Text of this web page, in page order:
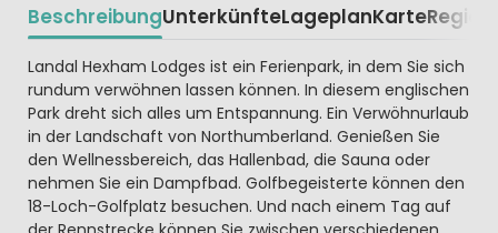
BeschreibungUnterkünfteLageplanKarteRegion
Beschrijving
Landal Hexham Lodges ist ein Ferienpark, in dem Sie sich
rundum verwöhnen lassen können. In diesem englischen
Park dreht sich alles um Entspannung. Ein Verwöhnurlaub
in der Landschaft von Northumberland. Genießen Sie
den Wellnessbereich, das Hallenbad, die Sauna oder
nehmen Sie ein Dampfbad. Golfbegeisterte können den
18-Loch-Golfplatz besuchen. Und nach einem Tag auf